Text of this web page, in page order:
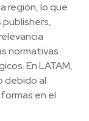
región, lo que
normativas
En LATAM,
debido al
en el